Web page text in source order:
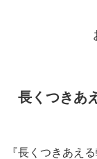
長くつきあ
『長くつきあえ